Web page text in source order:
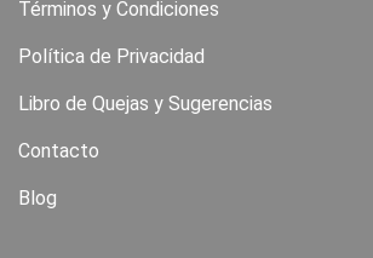
Términos y Condiciones
Política de Privacidad
Libro de Quejas y Sugerencias
Contacto
Blog